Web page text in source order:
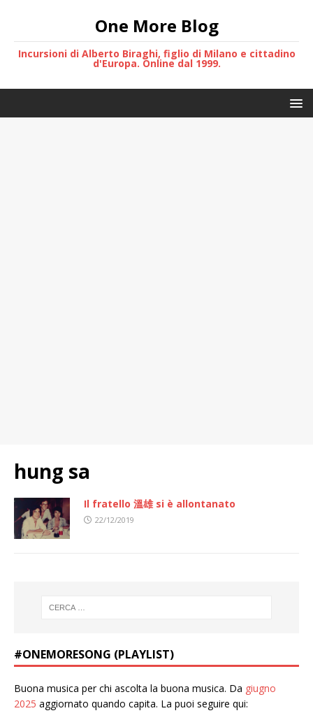
One More Blog
Incursioni di Alberto Biraghi, figlio di Milano e cittadino
d'Europa. Online dal 1999.
hung sa
Il fratello 溫雄 si è allontanato
22/12/2019
#ONEMORESONG (PLAYLIST)
Buona musica per chi ascolta la buona musica. Da giugno
2025 aggiornato quando capita. La puoi seguire qui: